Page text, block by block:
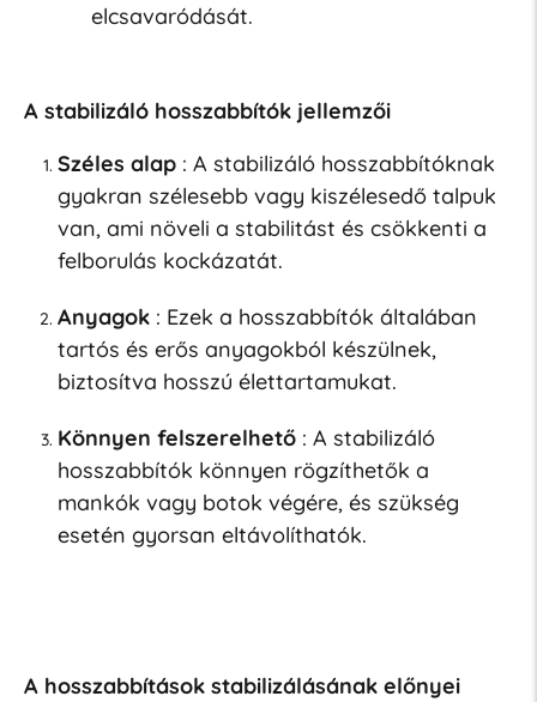
elcsavaródását.
A stabilizáló hosszabbítók jellemzői
Széles alap: A stabilizáló hosszabbítóknak
gyakran szélesebb vagy kiszélesedő talpuk
van, ami növeli a stabilitást és csökkenti a
felborulás kockázatát.
Anyagok: Ezek a hosszabbítók általában
tartós és erős anyagokból készülnek,
biztosítva hosszú élettartamukat.
Könnyen felszerelhető: A stabilizáló
hosszabbítók könnyen rögzíthetők a
mankók vagy botok végére, és szükség
esetén gyorsan eltávolíthatók.
A hosszabbítások stabilizálásának előnyei